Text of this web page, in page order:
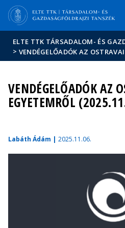
Hírek
ELTE
ELTE TTK TÁRSADALOM- ÉS
> VENDÉGELŐADÓK AZ
VENDÉGELŐADÓK AZ
EGYETEMRŐL
Labáth Ádám | 2025.11.06.